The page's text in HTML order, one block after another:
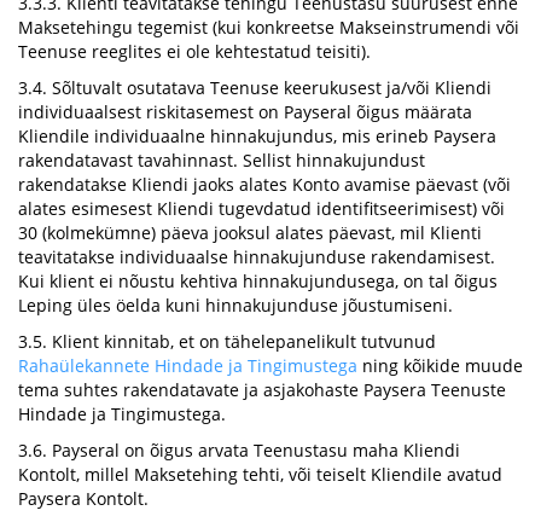
Maksetehingu tegemist (kui konkreetse Makseinstrumendi või
Teenuse reeglites ei ole kehtestatud teisiti).
3.4. Sõltuvalt osutatava Teenuse keerukusest ja/või Kliendi
individuaalsest riskitasemest on Payseral õigus määrata
Kliendile individuaalne hinnakujundus, mis erineb Paysera
rakendatavast tavahinnast. Sellist hinnakujundust
rakendatakse Kliendi jaoks alates Konto avamise päevast (või
alates esimesest Kliendi tugevdatud identifitseerimisest) või
30 (kolmekümne) päeva jooksul alates päevast, mil Klienti
teavitatakse individuaalse hinnakujunduse rakendamisest.
Kui klient ei nõustu kehtiva hinnakujundusega, on tal õigus
Leping üles öelda kuni hinnakujunduse jõustumiseni.
3.5. Klient kinnitab, et on tähelepanelikult tutvunud
Rahaülekannete Hindade ja Tingimustega ning kõikide muude
tema suhtes rakendatavate ja asjakohaste Paysera Teenuste
Hindade ja Tingimustega.
3.6. Payseral on õigus arvata Teenustasu maha Kliendi
Kontolt, millel Maksetehing tehti, või teiselt Kliendile avatud
Paysera Kontolt.